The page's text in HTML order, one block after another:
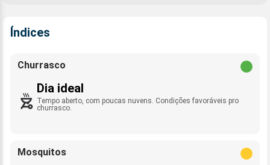
Índices
Churrasco
Dia ideal
Tempo aberto, com poucas nuvens. Condições favoráveis pro
churrasco.
Mosquitos